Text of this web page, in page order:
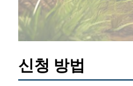
신청 방법